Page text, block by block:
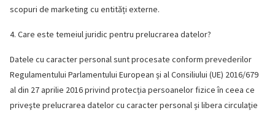
scopuri de marketing cu entități externe.
4. Care este temeiul juridic pentru prelucrarea datelor?
Datele cu caracter personal sunt procesate conform prevederilor
Regulamentului Parlamentului European și al Consiliului (UE) 2016/679
al din 27 aprilie 2016 privind protecția persoanelor fizice în ceea ce
priveşte prelucrarea datelor cu caracter personal și libera circulaţie